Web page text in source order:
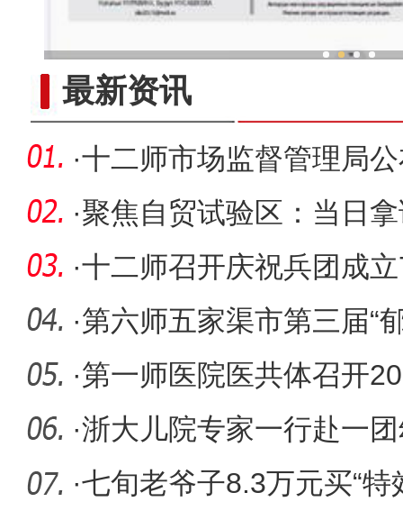
最新资讯
·十二师市场监督管理局
法典型案
·聚焦自贸试验区：当日
现“加速跑
·十二师召开庆祝兵团成
·第六师五家渠市第三届“
办
·第一师医院医共体召开
节”文艺演
·浙大儿院专家一行赴一
天性心脏
·七旬老爷子8.3万元买“特